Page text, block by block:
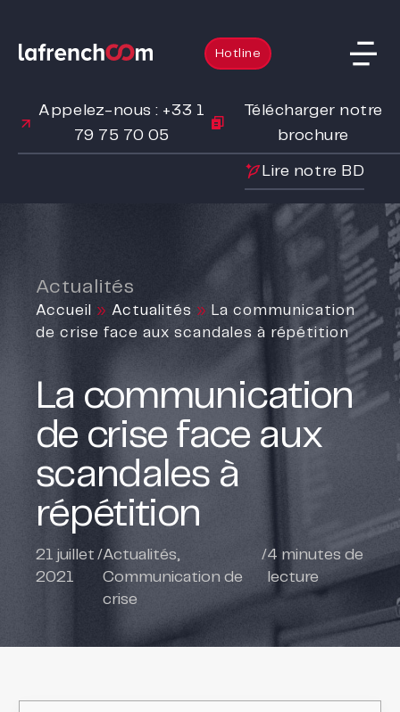
Hotline
Appelez-nous : +33 1
79 75 70 05
Télécharger notre
brochure
Lire notre BD
Actualités
Accueil » Actualités » La communication
de crise face aux scandales à répétition
La communication
de crise face aux
scandales à
répétition
21 juillet
2021
/Actualités,
Communication de
crise
/4 minutes de
lecture